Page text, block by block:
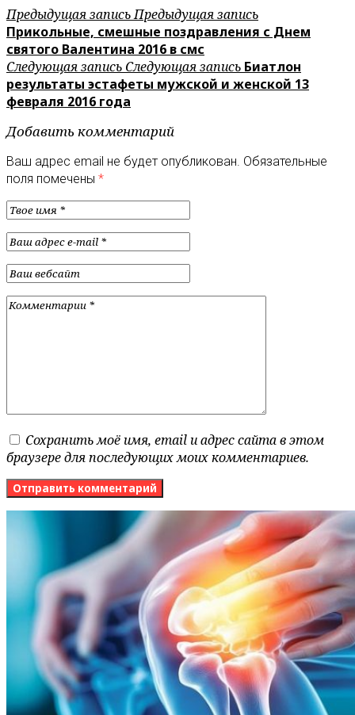
Предыдущая записьПредыдущая запись
Прикольные, смешные поздравления с Днем
святого Валентина 2016 в смс
Следующая запись Следующая запись Биатлон
результаты эстафеты мужской и женской 13
февраля 2016 года
Добавить комментарий
Ваш адрес email не будет опубликован. Обязательные
поля помечены *
Сохранить моё имя, email и адрес сайта в этом
браузере для последующих моих комментариев.